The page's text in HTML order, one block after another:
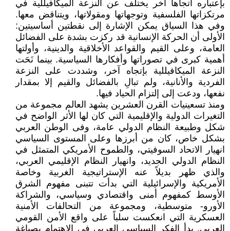
بإعتباره اتجاهاً آخر يختلف عن النزعة الميكافيللية في
مرتكزاتها الفلسفية وتوجهاتها ومقولاتها، ويتناقض معها.
وفي هذا السياق يمكن الإشارة إلى نقطتين أساسيتين:
الأولى أن الحركة الإنسانية قد ركزت بشدة على الفضائل
العامة، وعلى القيم والقواعد الأخلاقية والدينية، وأولتها
أهمية كبرى في تصوراتها وأفكارها السياسية. بينما نَحَت
النزعة الميكافيللية بإتجاه آخر، وشددت على النزعة
الفردية والأنانية، ولم تبالِ بالفضائل والقيم إلا بمقدار
نفعها، ودعت إلى إلتزام الحياد فيها.
ومنذ تسعينيات القرن العشرين يشهد العالم مجموعة من
التغيرات الدولية والإقليمية التي كان لها الأثر الواضح في
شكل وطبيعة النظام الدولي عامة، وفى الوطن العربي
بشكل خاص، كان من أبرزها وعلى المستوى السياسي
انهيار الاتحاد السوفيتي، والطموح الأمريكي المتمثل في
النظام الدولي الجديد، وانهيار النظام الإقليمي العربي،
والذي ظهر بديلاً عنه الإستراتيجية الغربية وخاصة
الأمريكية والإسرائيلية التي بدأت تتبنى مفهوم الشرق
الأوسط كمفهوم أمنى واقتصادي وسياسي، والشراكة
الأورو- متوسطية، ومجموعة من التحالفات الأمنية
العسكرية التي انعكست سلباً على واقع الأمن القومي
العربي. بدأ الفكر السياسي العربي في الاهتمام بصياغة